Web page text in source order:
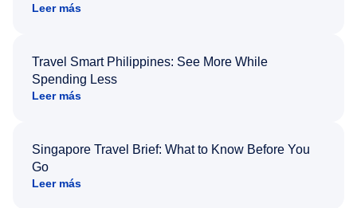
Leer más
Travel Smart Philippines: See More While
Spending Less
Leer más
Singapore Travel Brief: What to Know Before You
Go
Leer más